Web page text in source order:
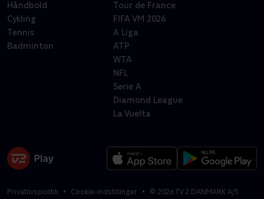
Håndbold
Cykling
Tennis
Badminton
Tour de France
FIFA VM 2026
A Liga
ATP
WTA
NFL
Serie A
Diamond League
La Vuelta
Privatlivspolitik Cookie-indstillinger © 2026TV 2 DANMARK A/S